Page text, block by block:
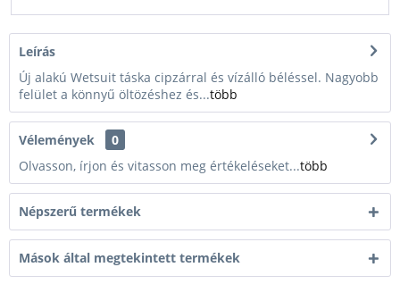
Leírás
Új alakú Wetsuit táska cipzárral és vízálló béléssel. Nagyobb
felület a könnyű öltözéshez és...több
Vélemények
0
Olvasson, írjon és vitasson meg értékeléseket...több
Népszerű termékek
Mások által megtekintett termékek